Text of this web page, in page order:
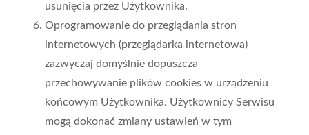
usunięcia przez Użytkownika.
Oprogramowanie do przeglądania stron
internetowych (przeglądarka internetowa)
zazwyczaj domyślnie dopuszcza
przechowywanie plików cookies w urządzeniu
końcowym Użytkownika. Użytkownicy Serwisu
mogą dokonać zmiany ustawień w tym